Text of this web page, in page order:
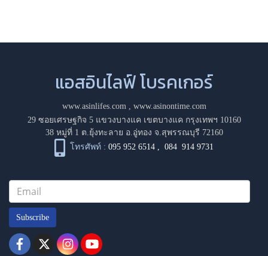
แอสอินไลฟ์ โบรคเกอร์
www.asinlifes.com, www.asinontime.com
29 ซอยเศรษฐกิจ 5 แขวงบางแค เขตบางแค กรุงเทพฯ 10160
38 หมู่ที่ 1 ต.ยุ้งทะลาย อ.อู่ทอง จ.สุพรรณบุรี 72160
โทรศัพท์ : 095 952 6514 ,084 914 9731
Subscribe